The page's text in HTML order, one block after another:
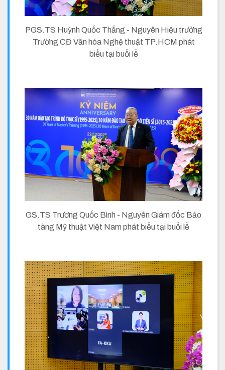
PGS.TS Huỳnh Quốc Thắng - Nguyên Hiệu trưởng
Trường CĐ Văn hóa Nghệ thuật TP.HCM phát
biểu tại buổi lễ
GS.TS Trương Quốc Bình - Nguyên Giám đốc Bảo
tàng Mỹ thuật Việt Nam phát biểu tại buổi lễ